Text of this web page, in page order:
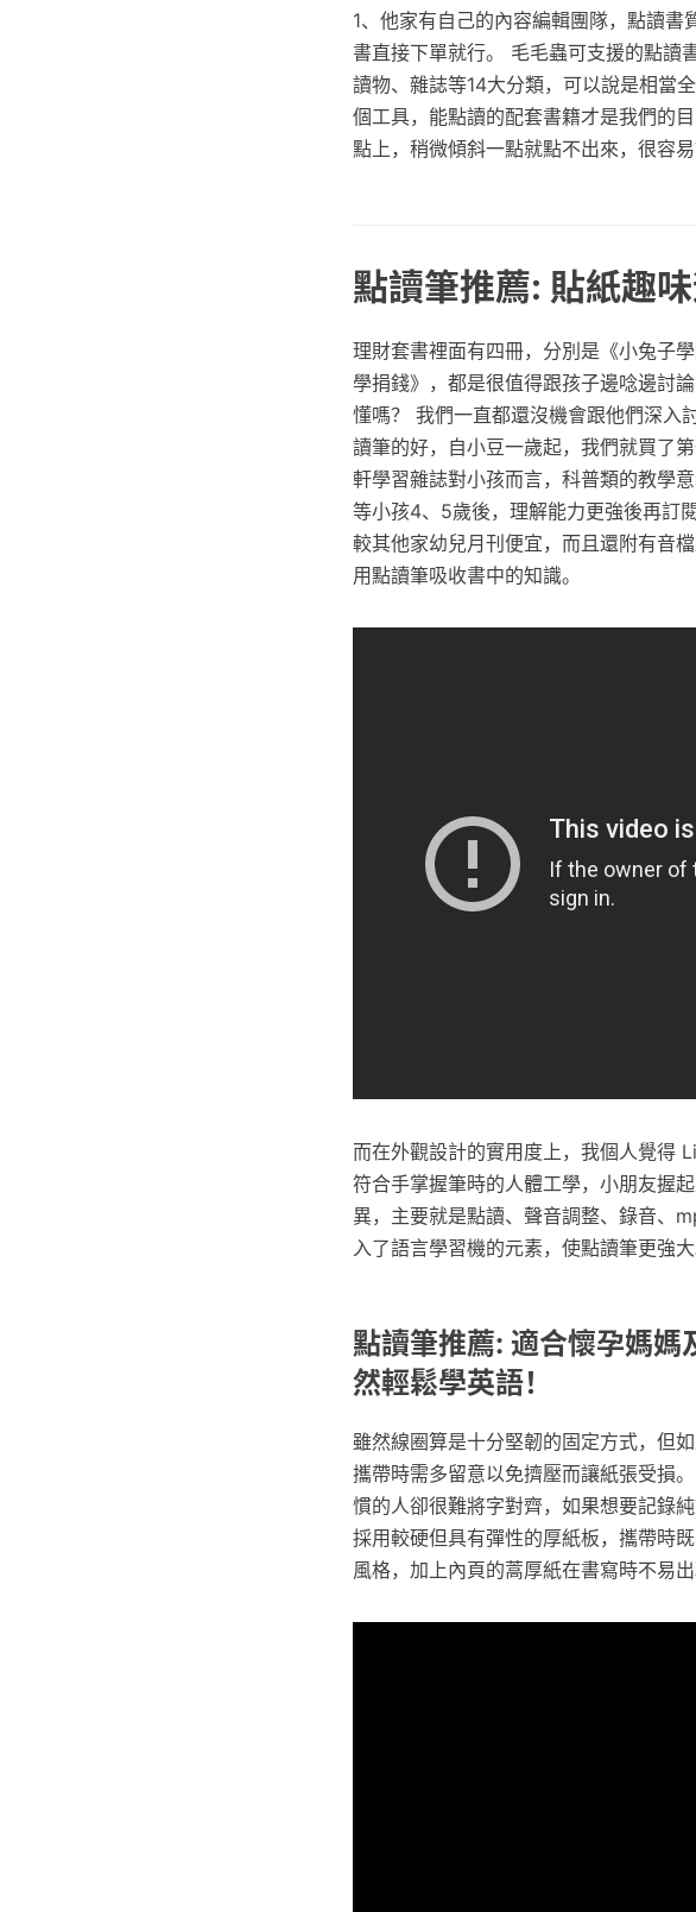
1、他家有自己的內容編輯團隊，點讀
書直接下單就行。 毛毛蟲可支援的點讀
讀物、雜誌等14大分類，可以說是相當
個工具，能點讀的配套書籍才是我們的
點上，稍微傾斜一點就點不出來，很容易
點讀筆推薦: 貼紙趣
理財套書裡面有四冊，分別是《小兔子
學捐錢》，都是很值得跟孩子邊唸邊討
懂嗎？ 我們一直都還沒機會跟他們深入
讀筆的好，自小豆一歲起，我們就買了
軒學習雜誌對小孩而言，科普類的教學
等小孩4、5歲後，理解能力更強後再訂
較其他家幼兒月刊便宜，而且還附有音
用點讀筆吸收書中的知識。
而在外觀設計的實用度上，我個人覺得
符合手掌握筆時的人體工學，小朋友握
異，主要就是點讀、聲音調整、錄音、
入了語言學習機的元素，使點讀筆更強大
點讀筆推薦: 適合懷孕媽
然輕鬆學英語！
雖然線圈算是十分堅韌的固定方式，但
攜帶時需多留意以免擠壓而讓紙張受損
慣的人卻很難將字對齊，如果想要記錄
採用較硬但具有彈性的厚紙板，攜帶時
風格，加上內頁的蒿厚紙在書寫時不易